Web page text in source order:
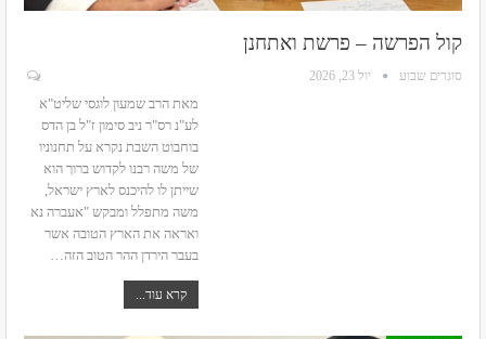
קול הפרשה – פרשת ואתחנן
סוגרים שבוע יול 23, 2026
מאת הרב שמעון לוגסי שליט"א
לע"נ רס"ר ניב סימון ז"ל בן הדס
בוחבוט השבת נקרא על תחנוניו
של משה רבנו לקדוש ברוך הוא
שייתן לו להיכנס לארץ ישראל,
משה מתפלל ומבקש "אעברה נא
ואראה את הארץ הטובה אשר
בעבר הירדן ההר הטוב הזה
קרא עוד...